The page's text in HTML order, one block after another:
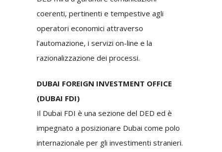
coerenti, pertinenti e tempestive agli
operatori economici attraverso
l’automazione, i servizi on-line e la
razionalizzazione dei processi.
DUBAI FOREIGN INVESTMENT OFFICE
(DUBAI FDI)
Il Dubai FDI è una sezione del DED ed è
impegnato a posizionare Dubai come polo
internazionale per gli investimenti stranieri.